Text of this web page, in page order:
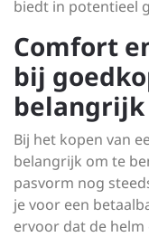
biedt in potentieel
Comfort
bij
belangrijk
Bij het kopen van
belangrijk om te
pasvorm nog
je voor een
ervoor dat de